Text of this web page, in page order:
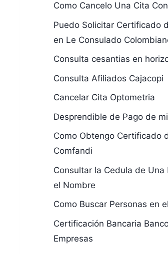
Como Cancelo Una Cita
Puedo Solicitar Certificado
en Le Consulado
Consulta cesantias en
Consulta Afiliados Cajacopi
Cancelar Cita Optometria
Desprendible de Pago de
Como Obtengo Certificado
Comfandi
Consultar la Cedula de Una
el Nombre
Como Buscar Personas en
Certificación Bancaria
Empresas